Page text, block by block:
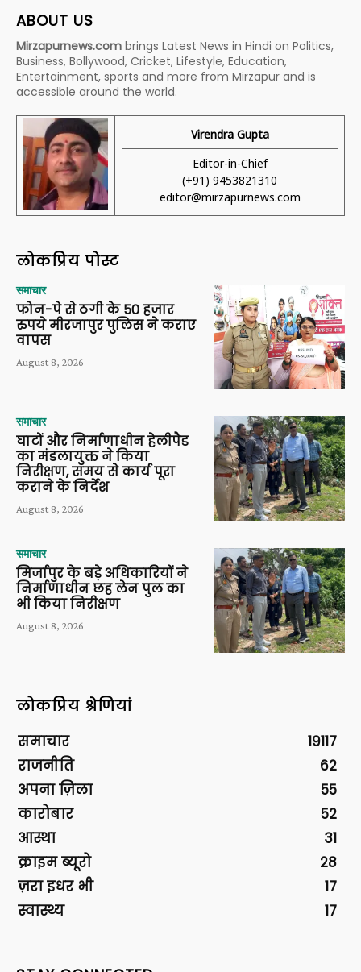
ABOUT US
Mirzapurnews.com brings Latest News in Hindi on Politics,
Business, Bollywood, Cricket, Lifestyle, Education,
Entertainment, sports and more from Mirzapur and is
accessible around the world.
Virendra Gupta
Editor-in-Chief
(+91) 9453821310
editor@mirzapurnews.com
लोकप्रिय पोस्ट
समाचार
फोन-पे से ठगी के 50 हजार
रुपये मीरजापुर पुलिस ने कराए
वापस
August 8, 2026
समाचार
घाटों और निर्माणाधीन हेलीपैड
का मंडलायुक्त ने किया
निरीक्षण, समय से कार्य पूरा
कराने के निर्देश
August 8, 2026
समाचार
मिर्जापुर के बड़े अधिकारियों ने
निर्माणाधीन छह लेन पुल का
भी किया निरीक्षण
August 8, 2026
लोकप्रिय श्रेणियां
समाचार
19117
राजनीति
62
अपना ज़िला
55
कारोबार
52
आस्था
31
क्राइम ब्यूरो
28
ज़रा इधर भी
17
स्वास्थ्य
17